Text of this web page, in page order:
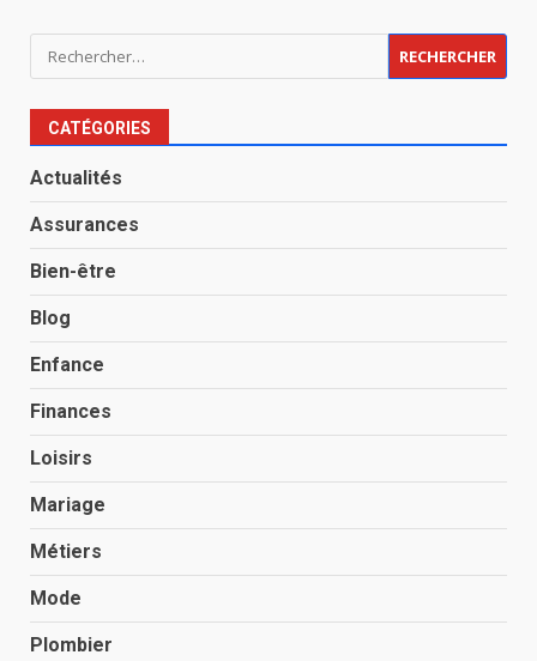
Rechercher :
CATÉGORIES
Actualités
Assurances
Bien-être
Blog
Enfance
Finances
Loisirs
Mariage
Métiers
Mode
Plombier